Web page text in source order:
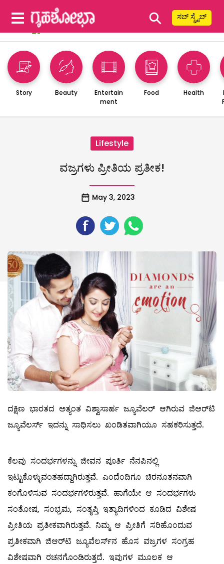
⚲ ಸಬ್ ಸ್ಕ್ರೈಬ್
Story Beauty
Entertain
ment
Food Health
Lifestyle
ವಜ್ರಗಳು ಪ್ರೀತಿಯ ಪ್ರತೀಕ!
May 3, 2023
ದಕ್ಷಿಣ ಭಾರತದ ಅತ್ಯಂತ ವಿಶ್ವಾಸಾರ್ಹ ಜ್ಯೂವೆಲರ್‌ ಆಗಿರುವ ಜಿಆರ್‌ಟಿ
ಜ್ಯೂವೆಲರ್ಸ್‌ ಇದನ್ನು ಸಾಧಿಸಲು ಖಂಡಿತವಾಗಿಯೂ ಸಹಕರಿಸುತ್ತದೆ.
ಕೆಲವು ಸಂದರ್ಭಗಳನ್ನು ಜೀವನ ಪೂರ್ತಿ ನೆನಪಿನಲ್ಲಿ
ಇಟ್ಟುಕೊಳ್ಳುವಂತಹದ್ದಾಗಿರುತ್ತವೆ. ಎಂದೆಂದಿಗೂ ಚಿರನೂತನವಾಗಿ
ಕಂಗೊಳಿಸುವ ಸಂದರ್ಭಗಳಿರುತ್ತವೆ. ಹಾಗೆಯೇ ಆ ಸಂದರ್ಭಗಳು
ಸಂತೋಷ, ಸಂಭ್ರಮ, ಸಂತೃಪ್ತಿ ಇತ್ಯಾದಿಗಳಿಂದ ಕೂಡಿದ ವಿಶೇಷ
ಪ್ರೀತಿಯ ಪ್ರತೀಕವಾಗಿರುತ್ತವೆ. ನಿಮ್ಮ ಆ ಪ್ರೀತಿಗೆ ಸರಿಹೊಂದುವ
ಪ್ರತೀಕವಾಗಿ ಜಿಆರ್‌ಟಿ ಜ್ಯೂವೆಲರ್ಸ್‌ನ ಹೊಸ ವಜ್ರಗಳ ಸಂಗ್ರಹ
ವಿಶೇಷವಾಗಿ ರಚನಗೊಂಡಿರುತ್ತದೆ. ಇವುಗಳ ಮೂಲಕ ಆ